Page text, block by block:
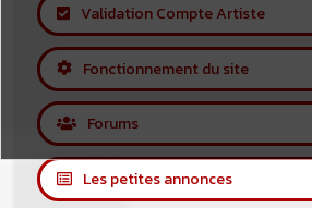
Validation Compte Artiste
Fonctionnement du site
Forums
Les petites annonces